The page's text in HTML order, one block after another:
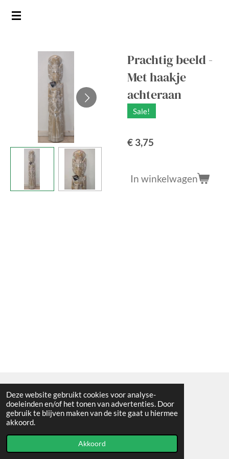
Deze website gebruikt cookies voor analyse-
doeleinden en/of het tonen van advertenties. Door
gebruik te blijven maken van de site gaat u hiermee
akkoord.
Akkoord
Ga
hoofdinhoud
Prachtig beeld -
Met haakje
achteraan
Sale!
€ 3,75
In winkelwagen
Algemene voorwaarden
© 2021 - RC en mineralenshop Het vlinderpad